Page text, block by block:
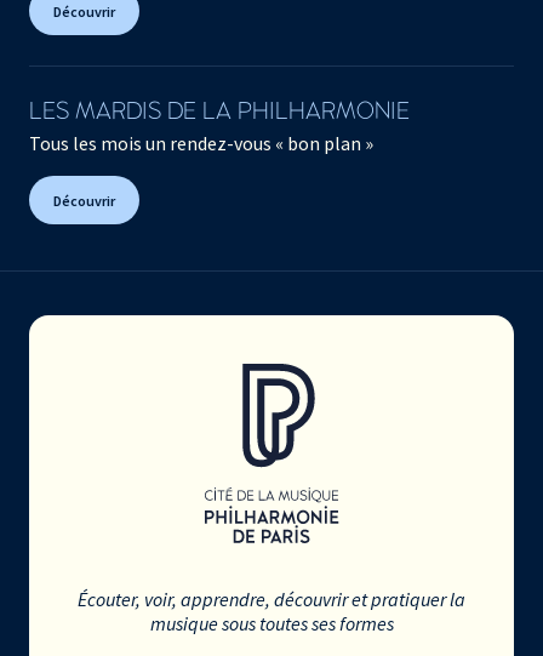
Découvrir
LES MARDIS DE LA PHILHARMONIE
Tous les mois un rendez-vous « bon plan »
Découvrir
Écouter, voir, apprendre, découvrir et pratiquer la
musique sous toutes ses formes